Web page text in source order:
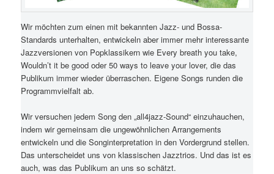
Wir möchten zum einen mit bekannten Jazz- und Bossa-
Standards unterhalten, entwickeln aber immer mehr interessante
Jazzversionen von Popklassikern wie Every breath you take,
Wouldn’t it be good oder 50 ways to leave your lover, die das
Publikum immer wieder überraschen. Eigene Songs runden die
Programmvielfalt ab.
Wir versuchen jedem Song den „all4jazz-Sound“ einzuhauchen,
indem wir gemeinsam die ungewöhnlichen Arrangements
entwickeln und die Songinterpretation in den Vordergrund stellen.
Das unterscheidet uns von klassischen Jazztrios. Und das ist es
auch, was das Publikum an uns so schätzt.